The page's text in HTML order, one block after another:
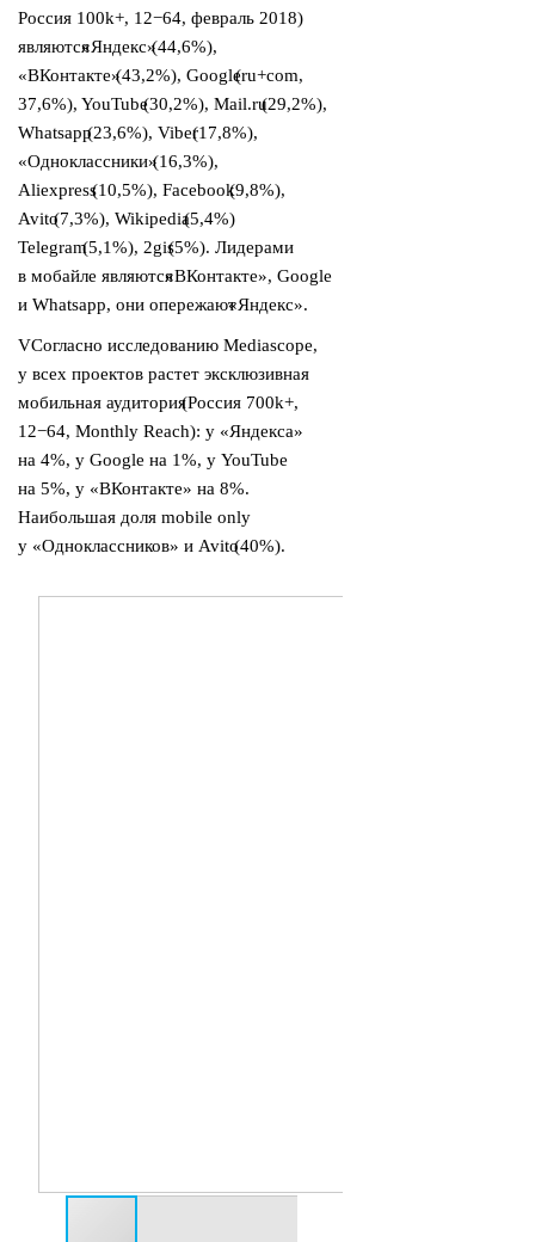
Россия 100k+, 12−64, февраль 2018)
являются
«Яндекс»(44,6%),
«ВКонтакте»(43,2%), Google(ru+com,
37,6%), YouTube(30,2%), Mail.ru(29,2%),
Whatsapp(23,6%), Viber(17,8%),
«Одноклассники»(16,3%),
Aliexpress(10,5%), Facebook(9,8%),
Avito(7,3%), Wikipedia(5,4%)
Telegram(5,1%), 2gis(5%). Лидерами
в мобайле являются
«ВКонтакте», Google
и Whatsapp, они опережают
«Яндекс».
VСогласно исследованию Mediascope,
у всех проектов растет эксклюзивная
мобильная аудитория(Россия 700k+,
12−64, Monthly Reach): у «Яндекса»
на 4%, у Google на 1%, у YouTube
на 5%, у «ВКонтакте» на 8%.
Наибольшая доля mobile only
у «Одноклассников» и Avito(40%).